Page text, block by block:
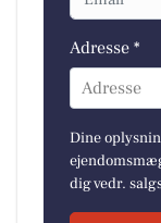
Adresse *
Adresse
Dine
dig vedr.